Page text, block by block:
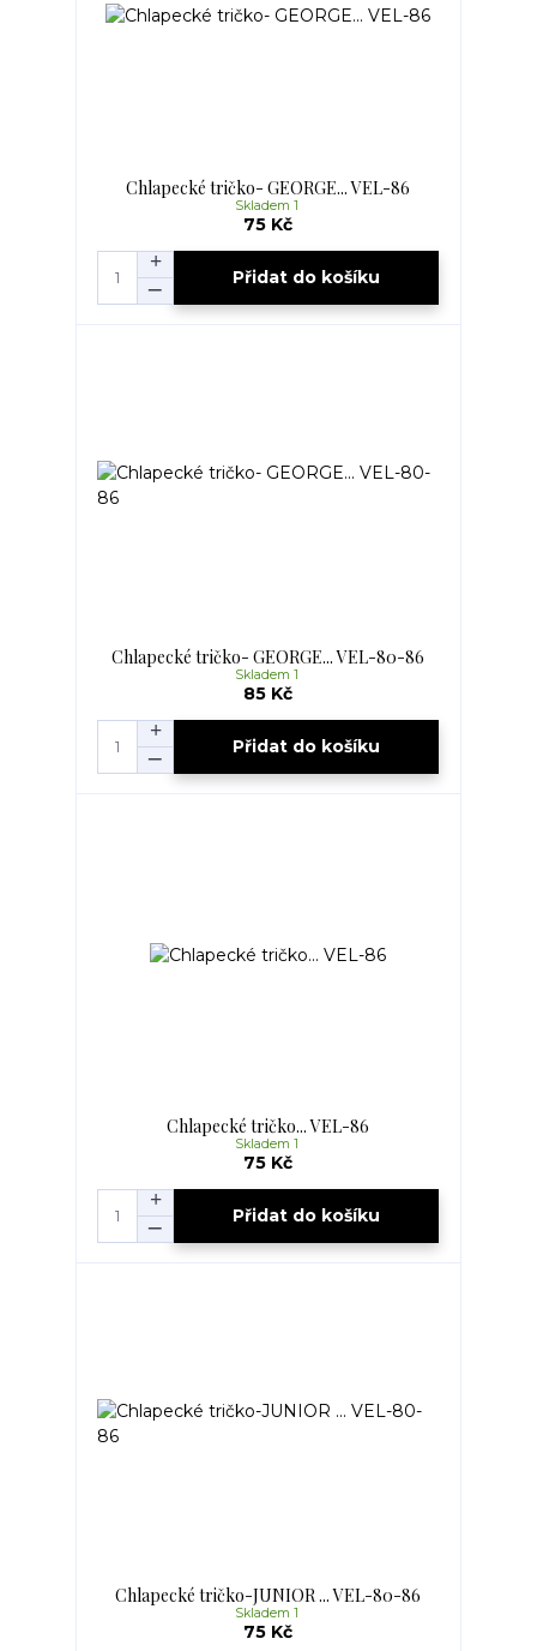
Chlapecké tričko- GEORGE... VEL-86
75 Kč
Skladem 1
Přidat do košíku
Chlapecké tričko- GEORGE... VEL-80-86
85 Kč
Skladem 1
Přidat do košíku
Chlapecké tričko... VEL-86
75 Kč
Skladem 1
Přidat do košíku
Chlapecké tričko-JUNIOR ... VEL-80-86
75 Kč
Skladem 1